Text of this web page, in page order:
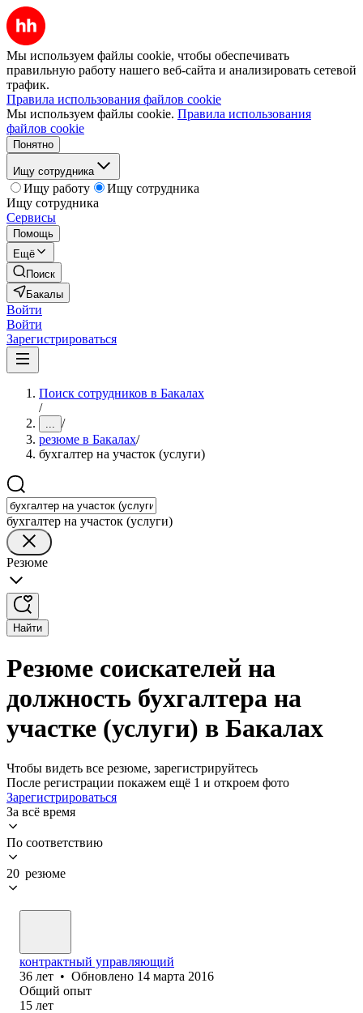
Мы используем файлы cookie, чтобы обеспечивать
правильную работу нашего веб-сайта и анализировать сетевой
трафик.
Правила использования файлов cookie
Мы используем файлы cookie. Правила использования
файлов cookie
Понятно
Ищу сотрудника
Ищу работу
Ищу сотрудника
Ищу сотрудника
Сервисы
Помощь
Ещё
Поиск
Бакалы
Войти
Войти
Зарегистрироваться
Поиск сотрудников в Бакалах
/
... /
резюме в Бакалах/
бухгалтер на участок (услуги)
бухгалтер на участок (услуги)
Резюме
Найти
Резюме соискателей на
должность бухгалтера на
участке (услуги) в Бакалах
Чтобы видеть все резюме, зарегистрируйтесь
После регистрации покажем ещё 1 и откроем фото
Зарегистрироваться
За всё время
По соответствию
20 резюме
контрактный управляющий
36 лет • Обновлено 14 марта 2016
Общий опыт
15 лет